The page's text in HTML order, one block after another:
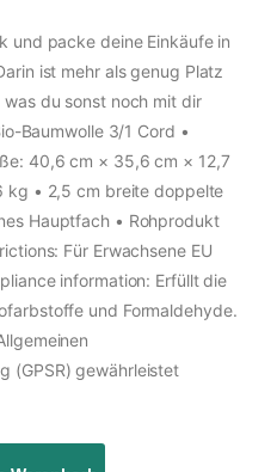
und packe deine Einkäufe in
ist mehr als genug Platz
du sonst noch mit dir
Baumwolle 3/1 Cord •
40,6 cm × 35,6 cm × 12,7
kg • 2,5 cm breite doppelte
Hauptfach • Rohprodukt
Für Erwachsene EU
information: Erfüllt die
und Formaldehyde.
(GPSR) gewährleistet